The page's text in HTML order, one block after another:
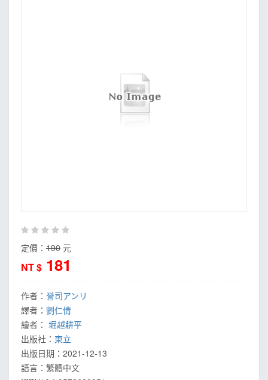
定價： 190 元
NT $ 181
作者： 誉司アンリ
譯者： 劉仁倩
繪者： 堀越耕平
出版社： 東立
出版日期： 2021-12-13
語言： 繁體中文